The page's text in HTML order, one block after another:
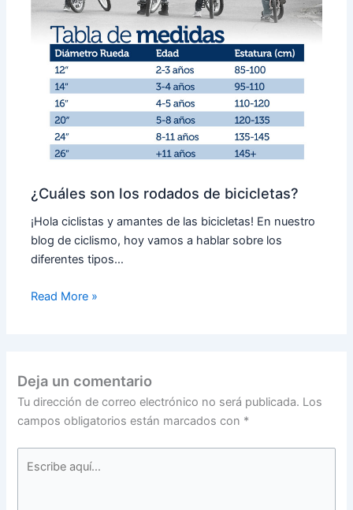
¿Cuáles son los rodados de bicicletas?
¡Hola ciclistas y amantes de las bicicletas! En nuestro
blog de ciclismo, hoy vamos a hablar sobre los
diferentes tipos…
Read More »
Deja un comentario
Tu dirección de correo electrónico no será publicada. Los
campos obligatorios están marcados con *
aquí...